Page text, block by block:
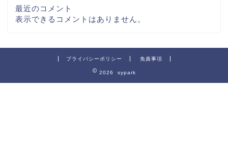
最近のコメント
表示できるコメントはありません。
プライバシーポリシー 免責事項
2026 sypark